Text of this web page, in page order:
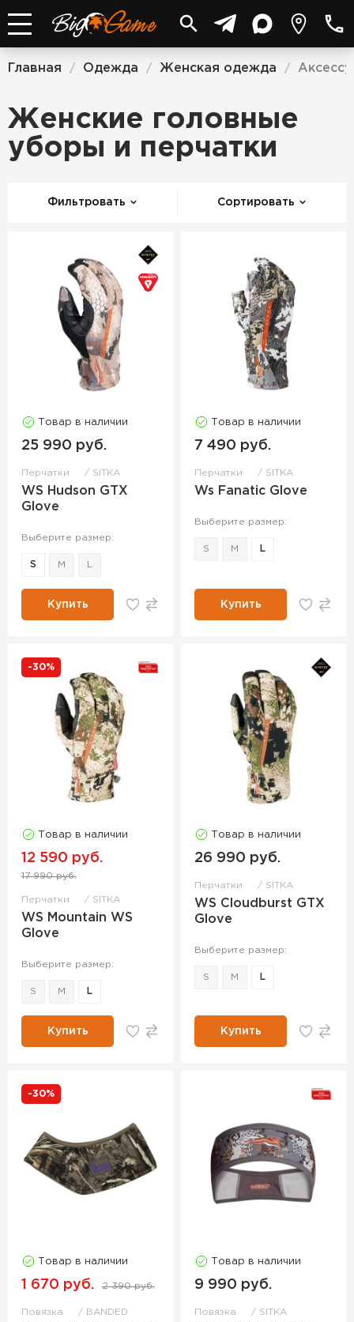
Главная / Одежда / Женская одежда /
Женские головные
уборы и перчатки
Фильтровать Сортировать
Товар в наличии
25 990 руб.
Перчатки SITKA
WS Hudson GTX
Glove
Выберите размер:
S M
Купить
Товар в наличии
7 490 руб.
Перчатки SITKA
Ws Fanatic Glove
Выберите размер:
S M L
Купить
-30%
Товар в наличии
12 590 руб.
17 990 руб.
Перчатки SITKA
WS Mountain WS
Glove
Выберите размер:
S M L
Купить
Товар в наличии
26 990 руб.
Перчатки SITKA
WS Cloudburst GTX
Glove
Выберите размер:
S M L
Купить
-30%
Товар в наличии
1 670 руб. 2 390 руб.
Повязка BANDED
Товар в наличии
9 990 руб.
Повязка SITKA